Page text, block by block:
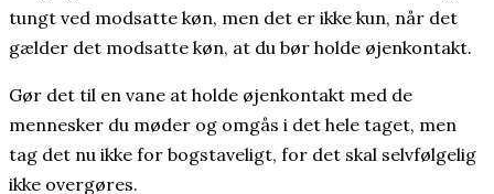
tungt ved modsatte køn, men det er ikke kun, når det
gælder det modsatte køn, at du bør holde øjenkontakt.
Gør det til en vane at holde øjenkontakt med de
mennesker du møder og omgås i det hele taget, men
tag det nu ikke for bogstaveligt, for det skal selvfølgelig
ikke overgøres.